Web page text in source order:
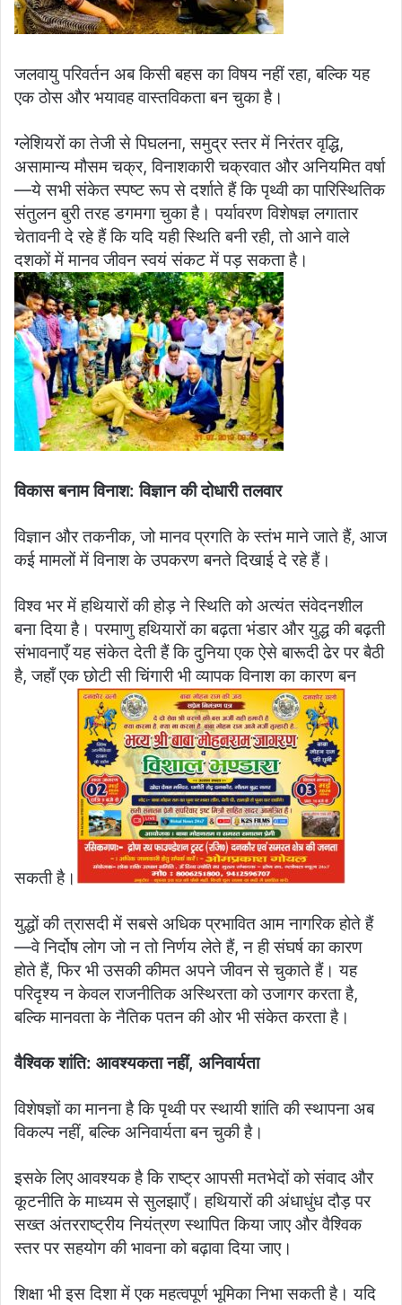
जलवायु परिवर्तन अब किसी बहस का विषय नहीं रहा, बल्कि यह
एक ठोस और भयावह वास्तविकता बन चुका है।
ग्लेशियरों का तेजी से पिघलना, समुद्र स्तर में निरंतर वृद्धि,
असामान्य मौसम चक्र, विनाशकारी चक्रवात और अनियमित वर्षा
—ये सभी संकेत स्पष्ट रूप से दर्शाते हैं कि पृथ्वी का पारिस्थितिक
संतुलन बुरी तरह डगमगा चुका है। पर्यावरण विशेषज्ञ लगातार
चेतावनी दे रहे हैं कि यदि यही स्थिति बनी रही, तो आने वाले
दशकों में मानव जीवन स्वयं संकट में पड़ सकता है।
विकास बनाम विनाश: विज्ञान की दोधारी तलवार
विज्ञान और तकनीक, जो मानव प्रगति के स्तंभ माने जाते हैं, आज
कई मामलों में विनाश के उपकरण बनते दिखाई दे रहे हैं।
विश्व भर में हथियारों की होड़ ने स्थिति को अत्यंत संवेदनशील
बना दिया है। परमाणु हथियारों का बढ़ता भंडार और युद्ध की बढ़ती
संभावनाएँ यह संकेत देती हैं कि दुनिया एक ऐसे बारूदी ढेर पर बैठी
है, जहाँ एक छोटी सी चिंगारी भी व्यापक विनाश का कारण बन
सकती है।
युद्धों की त्रासदी में सबसे अधिक प्रभावित आम नागरिक होते हैं
—वे निर्दोष लोग जो न तो निर्णय लेते हैं, न ही संघर्ष का कारण
होते हैं, फिर भी उसकी कीमत अपने जीवन से चुकाते हैं। यह
परिदृश्य न केवल राजनीतिक अस्थिरता को उजागर करता है,
बल्कि मानवता के नैतिक पतन की ओर भी संकेत करता है।
वैश्विक शांति: आवश्यकता नहीं, अनिवार्यता
विशेषज्ञों का मानना है कि पृथ्वी पर स्थायी शांति की स्थापना अब
विकल्प नहीं, बल्कि अनिवार्यता बन चुकी है।
इसके लिए आवश्यक है कि राष्ट्र आपसी मतभेदों को संवाद और
कूटनीति के माध्यम से सुलझाएँ। हथियारों की अंधाधुंध दौड़ पर
सख्त अंतरराष्ट्रीय नियंत्रण स्थापित किया जाए और वैश्विक
स्तर पर सहयोग की भावना को बढ़ावा दिया जाए।
शिक्षा भी इस दिशा में एक महत्वपूर्ण भूमिका निभा सकती है। यदि